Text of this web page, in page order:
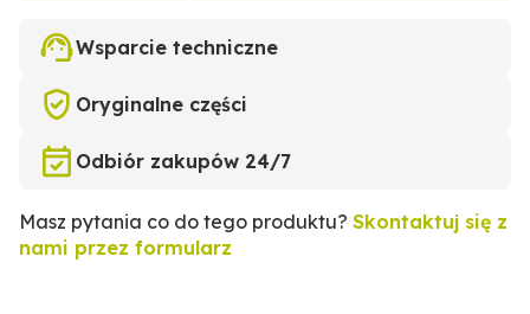
Wsparcie techniczne
Oryginalne części
Odbiór zakupów 24/7
Masz pytania co do tego produktu? Skontaktuj się z
nami przez formularz